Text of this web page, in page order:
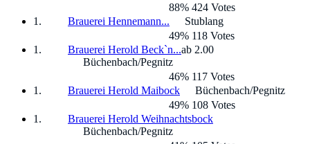
88% 424 Votes
Brauerei Hennemann...
Stublang
49% 118 Votes
Brauerei Herold Beck`n...ab 2.00
Büchenbach/Pegnitz
46% 117 Votes
Brauerei Herold Maibock
Büchenbach/Pegnitz
49% 108 Votes
Brauerei Herold Weihnachtsbock
Büchenbach/Pegnitz